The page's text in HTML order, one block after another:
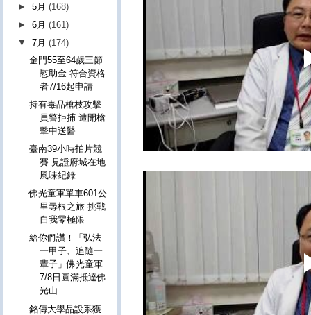
►5月(168)
►6月(161)
▼7月(174)
金門55至64歲三節
慰助金 符合資格
者7/16起申請
持有毒品槍枝攻擊
員警拒捕 遭開槍
擊中送醫
臺南39小時拍片競
賽 見證府城在地
風味紀錄
佛光童軍單車601公
里尋根之旅 挑戰
自我零極限
給你們讚！「弘法
一甲子、追隨一
輩子」佛光童軍
7/8日圓滿抵達佛
光山
銘傳大學品設系獲